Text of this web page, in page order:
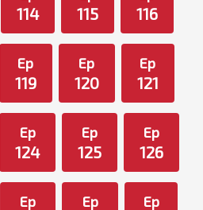
114 115 116
Ep
119
Ep
120
Ep
121
Ep
124
Ep
125
Ep
126
Ep Ep Ep